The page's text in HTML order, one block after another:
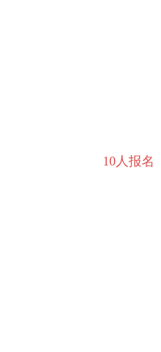
10人报名